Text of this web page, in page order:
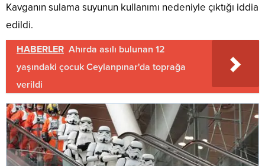
Kavganın sulama suyunun kullanımı nedeniyle çıktığı iddia
edildi.
HABERLER Ahırda asılı bulunan 12
yaşındaki çocuk Ceylanpınar'da toprağa
verildi